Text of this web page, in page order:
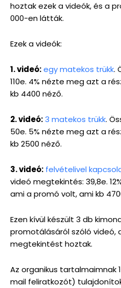
hoztak ezek a videók, és a
000-en látták.
Ezek a videók:
1. videó:egy matekos trükk.
110e. 4% nézte meg azt a
kb 4400 néző.
2. videó:3 matekos trükk.
50e. 5% nézte meg azt a
kb 2500 néző.
3. videó: felvételivel
videó megtekintés: 39,8e.
ami a promó volt, ami kb
Ezen kívül készült 3 db
promotálásáról szóló videó,
megtekintést hoztak.
Az organikus tartalmaimnak
mail feliratkozót)